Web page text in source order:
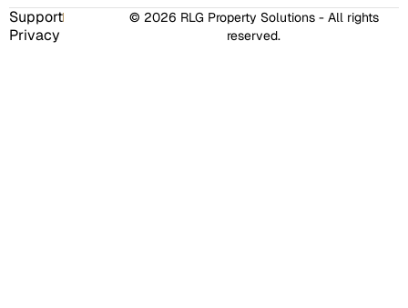
© 2026 RLG Property Solutions - All rights
reserved.
Support
Privacy